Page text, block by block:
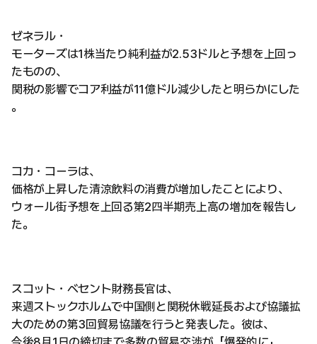
ゼネラル・
モーターズは1株当たり純利益が2.53ドルと予想を上回っ
たものの、
関税の影響でコア利益が11億ドル減少したと明らかにした
。
コカ・コーラは、
価格が上昇した清涼飲料の消費が増加したことにより、
ウォール街予想を上回る第2四半期売上高の増加を報告し
た。
スコット・ベセント財務長官は、
来週ストックホルムで中国側と関税休戦延長および協議拡
大のための第3回貿易協議を行うと発表した。彼は、